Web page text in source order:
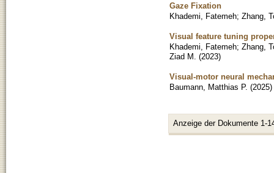
Gaze Fixation
Khademi, Fatemeh; Zhang,
Visual feature tuning
Khademi, Fatemeh; Zhang,
Ziad M. (2023)
Visual-motor neural
Baumann, Matthias P. (2025)
Anzeige der Dokumente 1-